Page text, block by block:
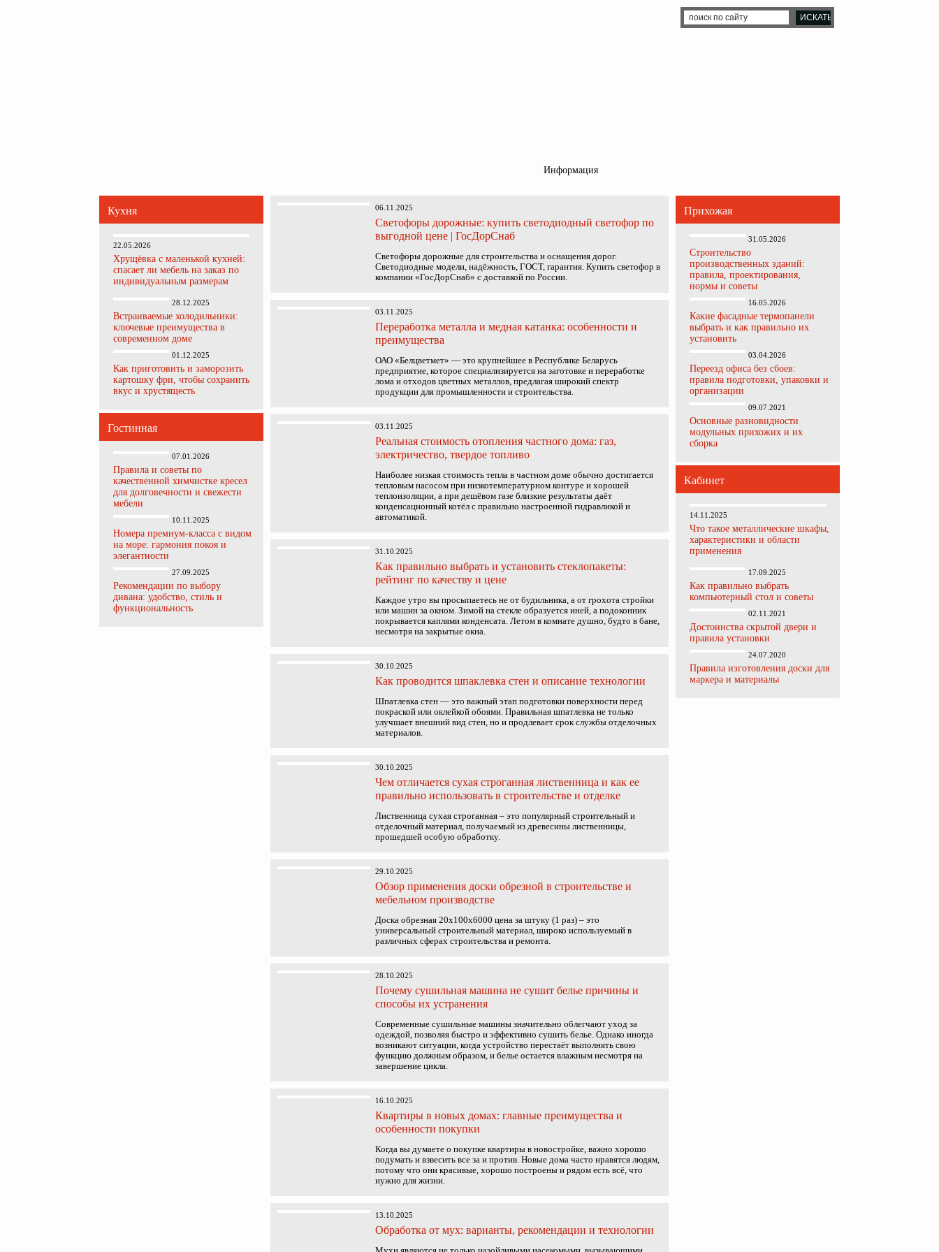
Информация
Кухня
22.05.2026
Хрущёвка с маленькой кухней:
спасает ли мебель на заказ по
индивидуальным размерам
28.12.2025
Встраиваемые холодильники:
ключевые преимущества в
современном доме
01.12.2025
Как приготовить и заморозить
картошку фри, чтобы сохранить
вкус и хрустящесть
Гостинная
07.01.2026
Правила и советы по
качественной химчистке кресел
для долговечности и свежести
мебели
10.11.2025
Номера премиум-класса с видом
на море: гармония покоя и
элегантности
27.09.2025
Рекомендации по выбору
дивана: удобство, стиль и
функциональность
Прихожая
31.05.2026
Строительство
производственных зданий:
правила, проектирования,
нормы и советы
16.05.2026
Какие фасадные термопанели
выбрать и как правильно их
установить
03.04.2026
Переезд офиса без сбоев:
правила подготовки, упаковки и
организации
09.07.2021
Основные разновидности
модульных прихожих и их
сборка
Кабинет
14.11.2025
Что такое металлические шкафы,
характеристики и области
применения
17.09.2025
Как правильно выбрать
компьютерный стол и советы
02.11.2021
Достоинства скрытой двери и
правила установки
24.07.2020
Правила изготовления доски для
маркера и материалы
06.11.2025
Светофоры дорожные: купить светодиодный светофор по
выгодной цене | ГосДорСнаб
Светофоры дорожные для строительства и оснащения дорог.
Светодиодные модели, надёжность, ГОСТ, гарантия. Купить светофор в
компании «ГосДорСнаб» с доставкой по России.
03.11.2025
Переработка металла и медная катанка: особенности и
преимущества
ОАО «Белцветмет» — это крупнейшее в Республике Беларусь
предприятие, которое специализируется на заготовке и переработке
лома и отходов цветных металлов, предлагая широкий спектр
продукции для промышленности и строительства.
03.11.2025
Реальная стоимость отопления частного дома: газ,
электричество, твердое топливо
Наиболее низкая стоимость тепла в частном доме обычно достигается
тепловым насосом при низкотемпературном контуре и хорошей
теплоизоляции, а при дешёвом газе близкие результаты даёт
конденсационный котёл с правильно настроенной гидравликой и
автоматикой.
31.10.2025
Как правильно выбрать и установить стеклопакеты:
рейтинг по качеству и цене
Каждое утро вы просыпаетесь не от будильника, а от грохота стройки
или машин за окном. Зимой на стекле образуется иней, а подоконник
покрывается каплями конденсата. Летом в комнате душно, будто в бане,
несмотря на закрытые окна.
30.10.2025
Как проводится шпаклевка стен и описание технологии
Шпатлевка стен — это важный этап подготовки поверхности перед
покраской или оклейкой обоями. Правильная шпатлевка не только
улучшает внешний вид стен, но и продлевает срок службы отделочных
материалов.
30.10.2025
Чем отличается сухая строганная лиственница и как ее
правильно использовать в строительстве и отделке
Лиственница сухая строганная – это популярный строительный и
отделочный материал, получаемый из древесины лиственницы,
прошедшей особую обработку.
29.10.2025
Обзор применения доски обрезной в строительстве и
мебельном производстве
Доска обрезная 20х100х6000 цена за штуку (1 раз) – это
универсальный строительный материал, широко используемый в
различных сферах строительства и ремонта.
28.10.2025
Почему сушильная машина не сушит белье причины и
способы их устранения
Современные сушильные машины значительно облегчают уход за
одеждой, позволяя быстро и эффективно сушить белье. Однако иногда
возникают ситуации, когда устройство перестаёт выполнять свою
функцию должным образом, и белье остается влажным несмотря на
завершение цикла.
16.10.2025
Квартиры в новых домах: главные преимущества и
особенности покупки
Когда вы думаете о покупке квартиры в новостройке, важно хорошо
подумать и взвесить все за и против. Новые дома часто нравятся людям,
потому что они красивые, хорошо построены и рядом есть всё, что
нужно для жизни.
13.10.2025
Обработка от мух: варианты, рекомендации и технологии